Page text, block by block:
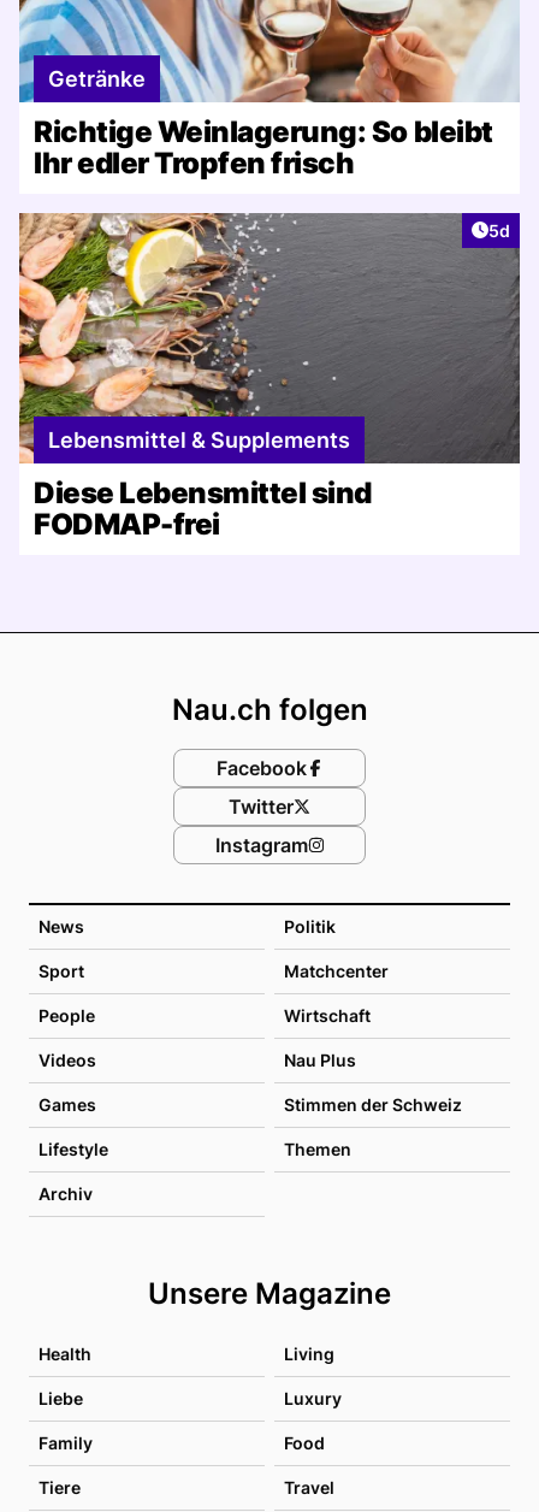
Getränke
Richtige Weinlagerung: So bleibt
Ihr edler Tropfen frisch
5d
Lebensmittel & Supplements
Diese Lebensmittel sind
FODMAP-frei
News Politik
Sport Matchcenter
People Wirtschaft
Videos Nau Plus
Games Stimmen der Schweiz
Lifestyle Themen
Archiv
Unsere Magazine
Health Living
Liebe Luxury
Family Food
Tiere Travel
Nau.ch folgen
Facebook
Twitter
Instagram